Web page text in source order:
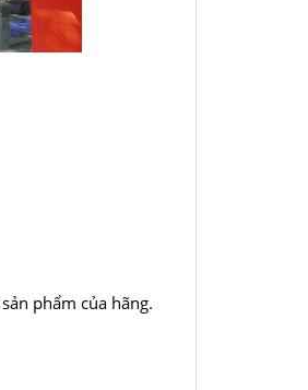
phẩm của hãng.